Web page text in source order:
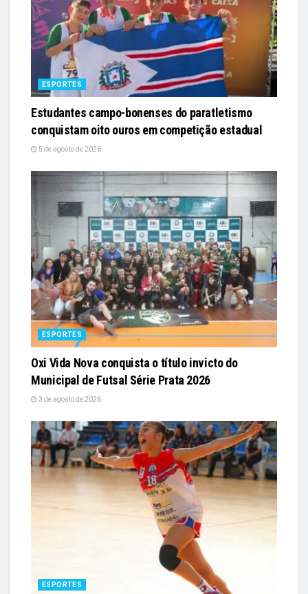
ESPORTES
Estudantes campo-bonenses do paratletismo
conquistam oito ouros em competição estadual
5 de agosto de 2026
ESPORTES
Oxi Vida Nova conquista o título invicto do
Municipal de Futsal Série Prata 2026
3 de agosto de 2026
ESPORTES